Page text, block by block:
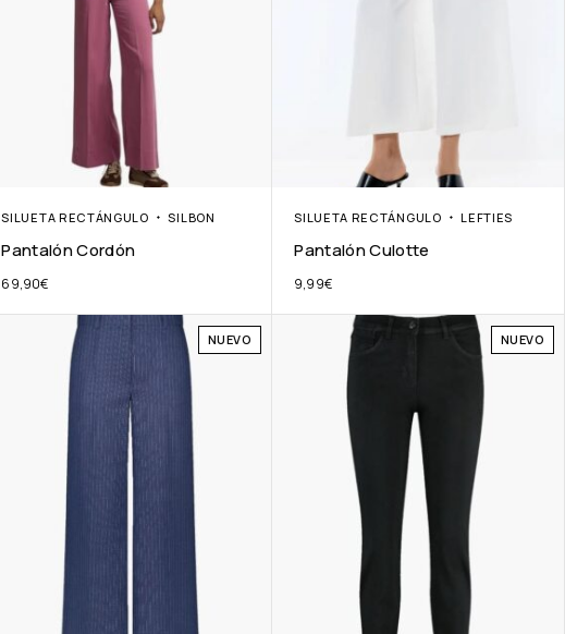
SILUETA RECTÁNGULO SILBON
Pantalón Cordón
69,90€
SILUETA RECTÁNGULO LEFTIES
Pantalón Culotte
9,99€
NUEVO NUEVO